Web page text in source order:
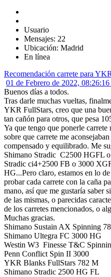
Usuario
Mensajes: 22
Ubicación: Madrid
En línea
Recomendación carrete para
01 de Febrero de 2022,
Buenos días a todos.
Tras darle muchas vueltas,
YKR FullStars, creo que una
tan cañón para otros, que pesa
Ya que tengo que ponerle
sobre que carrete me
compensado y equilibrado. Me
Shimano Stradic C2500 HGFL
Stradic ci4+2500 FB o 3000
HG...Pero claro, estamos en lo
probar cada carrete con la caña
mano, así que me gustaría saber
de las mismas, o parecidas
de los carretes mencionados, o
Muchas gracias.
Shimano Sustain AX Spinning
Shimano Ultegra FC 3000 HG
Westin W3 Finesse T&C
Penn Conflict Spin II 3000
YKR Blanks FullStars 782 M
Shimano Stradic 2500 HG FL